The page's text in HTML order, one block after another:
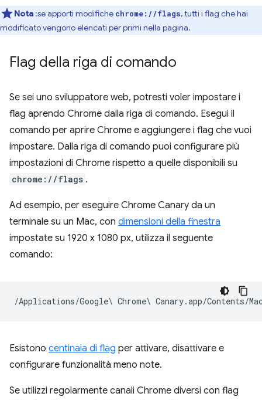
Nota :se apporti modifiche chrome://flags, tutti i flag che hai
modificato vengono elencati per primi nella pagina.
Flag della riga di comando
Se sei uno sviluppatore web, potresti voler impostare i
flag aprendo Chrome dalla riga di comando. Esegui il
comando per aprire Chrome e aggiungere i flag che vuoi
impostare. Dalla riga di comando puoi configurare più
impostazioni di Chrome rispetto a quelle disponibili su
chrome://flags .
Ad esempio, per eseguire Chrome Canary da un
terminale su un Mac, con dimensioni della finestra
impostate su 1920 x 1080 px, utilizza il seguente
comando:
Esistono centinaia di flag per attivare, disattivare e
configurare funzionalità meno note.
Se utilizzi regolarmente canali Chrome diversi con flag